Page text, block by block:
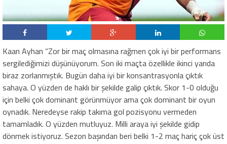
Kaan Ayhan “Zor bir maç olmasına rağmen çok iyi bir performans
sergilediğimizi düşünüyorum. Son iki maçta özellikle ikinci yarıda
biraz zorlanmıştık. Bugün daha iyi bir konsantrasyonla çıktık
sahaya. O yüzden de haklı bir şekilde galip çıktık. Skor 1-0 olduğu
için belki çok dominant görünmüyor ama çok dominant bir oyun
oynadık. Neredeyse rakip takıma gol pozisyonu vermeden
tamamladık. O yüzden mutluyuz. Milli araya iyi şekilde gidip
dönmek istiyoruz. Sezon başından beri belki 1-2 maç hariç çok üst